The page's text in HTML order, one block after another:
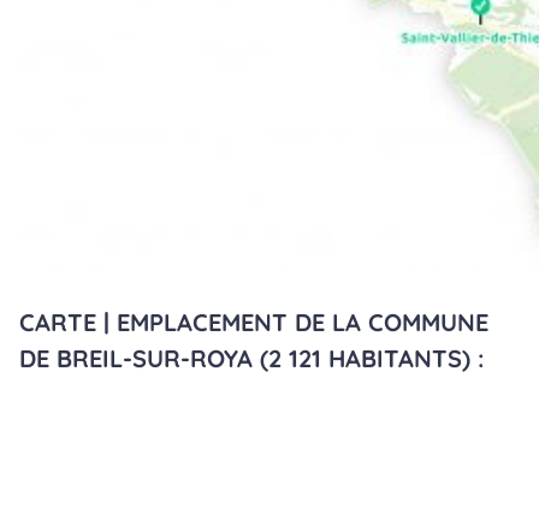
CARTE | EMPLACEMENT DE LA COMMUNE
DE BREIL-SUR-ROYA (2 121 HABITANTS) :